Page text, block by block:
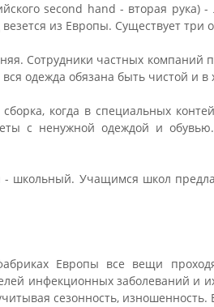
second hand - вторая
везется из Европы. Существует
Сотрудники частных компаний
одежда обязана быть чистой и в
когда в специальных
с ненужной одеждой и
школьный. Учащимся школ
Европы все вещи
инфекционных заболеваний и
сезонность,